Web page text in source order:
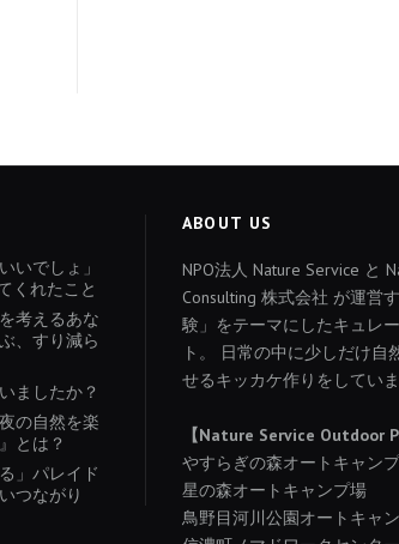
いでしょ」
くれたこと
考えるあな
、すり減ら
ましたか？
の自然を楽
とは？
」パレイド
つながり
ABOUT US
NPO法人 Nature Service と
Consulting 株式会社 が運営
験」をテーマにしたキュレ
ト。 日常の中に少しだけ自
せるキッカケ作りをしていま
【Nature Service Outdoor
やすらぎの森オートキャン
星の森オートキャンプ場
鳥野目河川公園オートキャ